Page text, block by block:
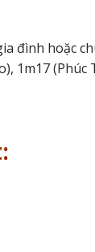
đình hoặc
1m17